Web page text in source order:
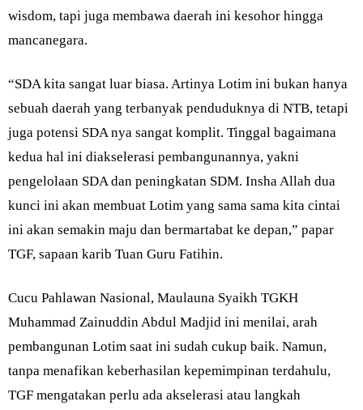
wisdom, tapi juga membawa daerah ini kesohor hingga
mancanegara.
“SDA kita sangat luar biasa. Artinya Lotim ini bukan hanya
sebuah daerah yang terbanyak penduduknya di NTB, tetapi
juga potensi SDA nya sangat komplit. Tinggal bagaimana
kedua hal ini diakselerasi pembangunannya, yakni
pengelolaan SDA dan peningkatan SDM. Insha Allah dua
kunci ini akan membuat Lotim yang sama sama kita cintai
ini akan semakin maju dan bermartabat ke depan,” papar
TGF, sapaan karib Tuan Guru Fatihin.
Cucu Pahlawan Nasional, Maulauna Syaikh TGKH
Muhammad Zainuddin Abdul Madjid ini menilai, arah
pembangunan Lotim saat ini sudah cukup baik. Namun,
tanpa menafikan keberhasilan kepemimpinan terdahulu,
TGF mengatakan perlu ada akselerasi atau langkah